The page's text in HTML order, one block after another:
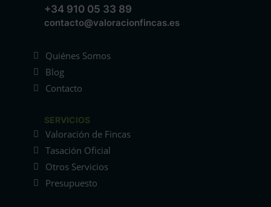
+34 910 05 33 89
contacto@valoracionfincas.es
Quiénes Somos
Blog
Contacto
SERVICIOS
Valoración de Fincas
Tasación Oficial
Otros Servicios
Presupuesto